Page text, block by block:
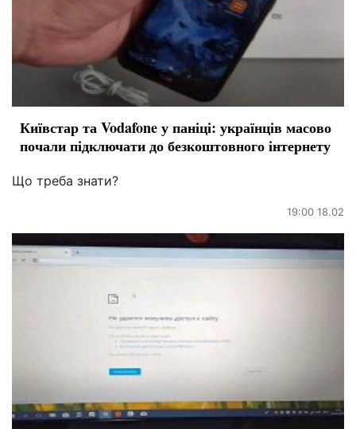
Київстар та Vodafone у паніці: українців масово
почали підключати до безкоштовного інтернету
Що треба знати?
19:00 18.02